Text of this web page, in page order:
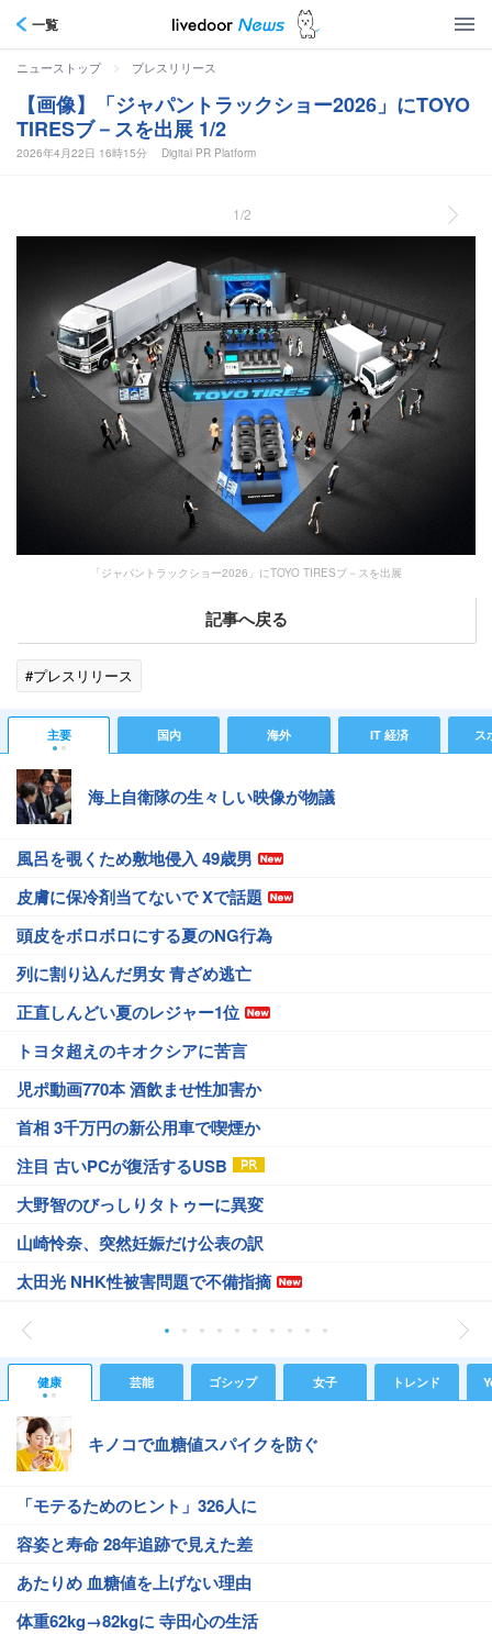
一覧
ニューストップ > プレスリリース
【画像】「ジャパントラックショー2026」にTOYO
TIRESブ－スを出展 1/2
2026年4月22日 16時15分 Digital PR Platform
1/2
「ジャパントラックショー2026」にTOYO TIRESブ－スを出展
記事へ戻る
#プレスリリース
主要 国内 海外 IT 経済 ス
海上自衛隊の生々しい映像が物議
風呂を覗くため敷地侵入 49歳男
皮膚に保冷剤当てないで Xで話題
頭皮をボロボロにする夏のNG行為
列に割り込んだ男女 青ざめ逃亡
正直しんどい夏のレジャー1位
トヨタ超えのキオクシアに苦言
児ポ動画770本 酒飲ませ性加害か
首相 3千万円の新公用車で喫煙か
注目 古いPCが復活するUSB
大野智のびっしりタトゥーに異変
山崎怜奈、突然妊娠だけ公表の訳
太田光 NHK性被害問題で不備指摘
健康 芸能 ゴシップ 女子 トレンド
キノコで血糖値スパイクを防ぐ
「モテるためのヒント」326人に
容姿と寿命 28年追跡で見えた差
あたりめ 血糖値を上げない理由
体重62kg→82kgに 寺田心の生活